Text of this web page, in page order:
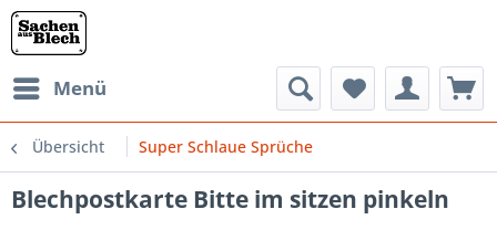
Menü
Übersicht Super Schlaue Sprüche
Blechpostkarte Bitte im sitzen pinkeln